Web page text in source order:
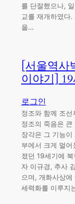
를 단절했으나,
교를 재개하였다
을…
[서울역
이야기]
로그인
정조와 함께 조
정조의 죽음은
장각은 그 기능
부에서 크게 멀
졌던 19세기에
자 이규경, 추사
으며, 개화사상
세력화를 이루지